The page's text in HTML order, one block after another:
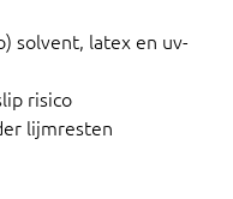
solvent, latex en uv-
risico
lijmresten